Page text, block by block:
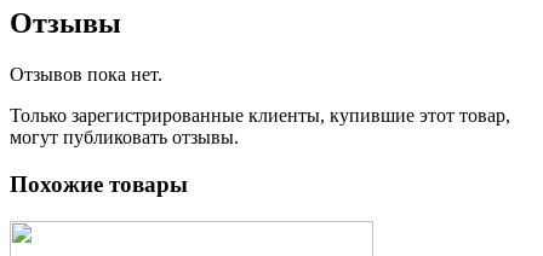
Отзывы
Отзывов пока нет.
Только зарегистрированные клиенты, купившие этот товар,
могут публиковать отзывы.
Похожие товары